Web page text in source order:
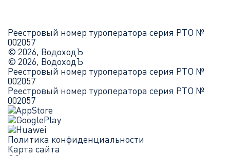
Реестровый номер туроператора серия РТО №
002057
© 2026, ВодоходЪ
© 2026, ВодоходЪ
Реестровый номер туроператора серия РТО №
002057
Реестровый номер туроператора серия РТО №
002057
Политика конфиденциальности
Карта сайта